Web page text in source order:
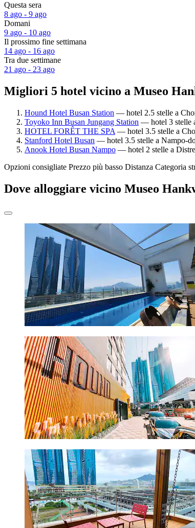
Questa sera
8 ago - 9 ago
Domani
9 ago - 10 ago
Il prossimo fine settimana
14 ago - 16 ago
Tra due settimane
21 ago - 23 ago
Migliori 5 hotel vicino a Museo
Hound Hotel Busan Station — hotel 2.5 stelle a
Toyoko Inn Busan Jungang Station — hotel 3 stelle
HOTEL FORÊT THE SPA — hotel 3.5 stelle a
Stanford Hotel Busan — hotel 3.5 stelle a Nampo-
Anook Hotel Busan Nampo — hotel 2 stelle a
Opzioni consigliate Prezzo più basso Distanza Categoria
Dove alloggiare vicino Museo